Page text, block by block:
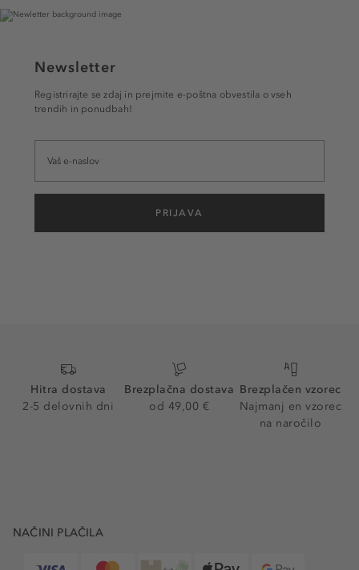
Newsletter
Registrirajte se zdaj in prejmite e-poštna obvestila o vseh
trendih in ponudbah!
PRIJAVA
Hitra dostava
2-5 delovnih dni
Brezplačna dostava
od 49,00 €
Brezplačen vzorec
Najmanj en vzorec
na naročilo
NAČINI PLAČILA